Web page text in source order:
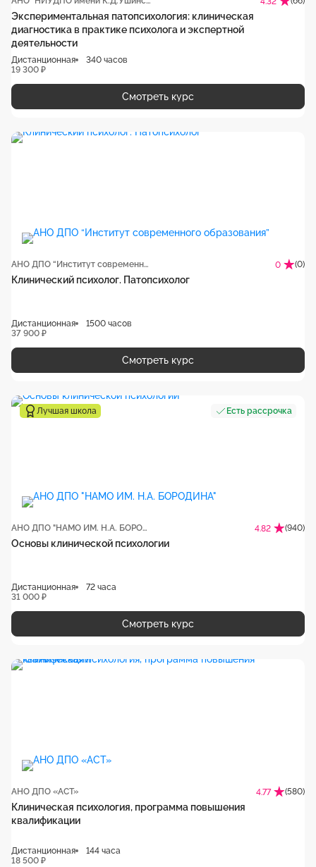
Экспериментальная патопсихология: клиническая
диагностика в практике психолога и экспертной
деятельности
Дистанционная
340 часов
19 300 ₽
Смотреть курс
АНО ДПО “Институт современного образования” 0 (0)
Клинический психолог. Патопсихолог
Дистанционная
1500 часов
37 900 ₽
Смотреть курс
Лучшая школа Есть рассрочка
АНО ДПО "НАМО ИМ. Н.А. БОРОДИНА" 4.82 (940)
Основы клинической психологии
Дистанционная
72 часа
31 000 ₽
Смотреть курс
АНО ДПО «АСТ» 4.77 (580)
Клиническая психология, программа повышения
квалификации
Дистанционная
144 часа
18 500 ₽